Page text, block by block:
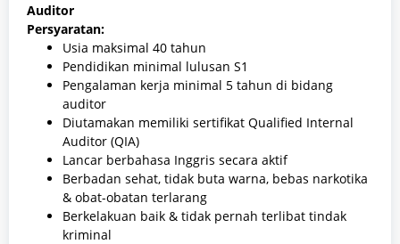
Auditor
Persyaratan:
Usia maksimal 40 tahun
Pendidikan minimal lulusan S1
Pengalaman kerja minimal 5 tahun di bidang
auditor
Diutamakan memiliki sertifikat Qualified Internal
Auditor (QIA)
Lancar berbahasa Inggris secara aktif
Berbadan sehat, tidak buta warna, bebas narkotika
& obat-obatan terlarang
Berkelakuan baik & tidak pernah terlibat tindak
kriminal